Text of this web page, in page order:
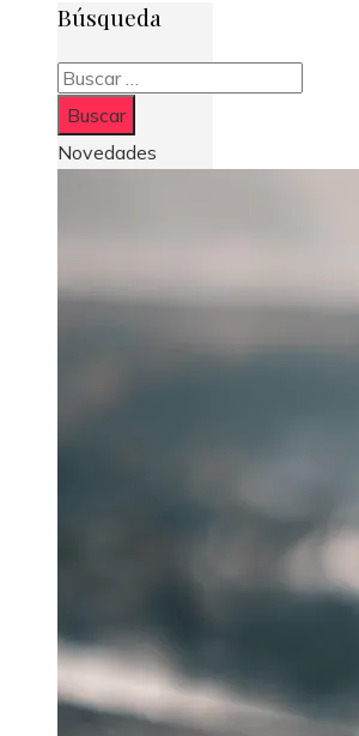
Búsqueda
Buscar:
Novedades